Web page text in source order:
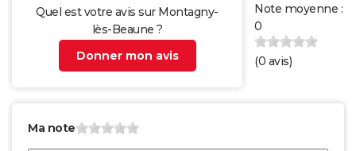
Quel est votre avis sur Montagny-
lès-Beaune ?
Donner mon avis
Note moyenne :
0
(0 avis)
Ma note